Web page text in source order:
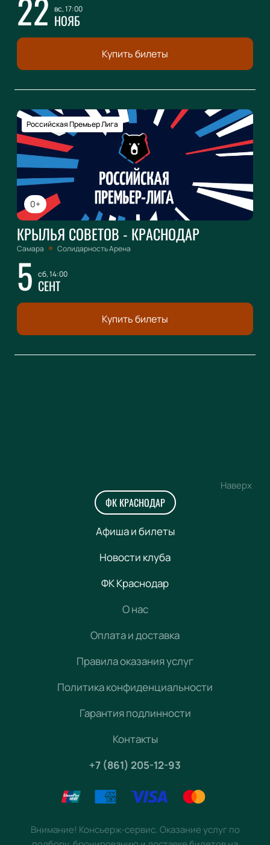
22 вс, 17:00
НОЯБ
Купить билеты
0+
Российская Премьер Лига
КРЫЛЬЯ СОВЕТОВ - КРАСНОДАР
Самара Солидарность Арена
5 сб, 14:00
СЕНТ
Купить билеты
Наверх
ФК КРАСНОДАР
Афиша и билеты
Новости клуба
ФК Краснодар
О нас
Оплата и доставка
Правила оказания услуг
Политика конфиденциальности
Гарантия подлинности
Контакты
+7 (861) 205-12-93
Внимание! Консьерж-сервис. Оказание услуг по